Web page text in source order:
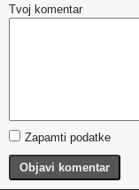
Tvoj komentar
Zapamti podatke
Objavi komentar